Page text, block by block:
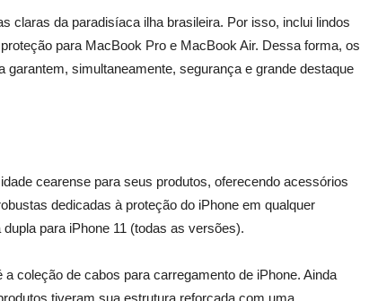
claras da paradisíaca ilha brasileira. Por isso, inclui lindos
para MacBook Pro e MacBook Air. Dessa forma, os
simultaneamente, segurança e grande destaque
cearense para seus produtos, oferecendo acessórios
dedicadas à proteção do iPhone em qualquer
para iPhone 11 (todas as versões).
coleção de cabos para carregamento de iPhone. Ainda